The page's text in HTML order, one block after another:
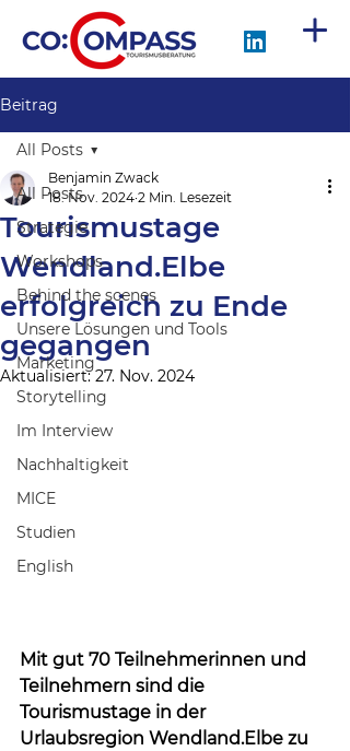
Beitrag
All Posts
Strategie
Workshops
Behind the scenes
Unsere Lösungen und Tools
Marketing
Storytelling
Im Interview
Nachhaltigkeit
MICE
Studien
English
All Posts
Tourismustage
Wendland.Elbe
erfolgreich zu Ende
gegangen
Benjamin Zwack
18. Nov. 2024 2 Min. Lesezeit
Aktualisiert:27. Nov. 2024
Mit gut 70 Teilnehmerinnen und
Teilnehmern sind die
Tourismustage in der
Urlaubsregion Wendland.Elbe zu